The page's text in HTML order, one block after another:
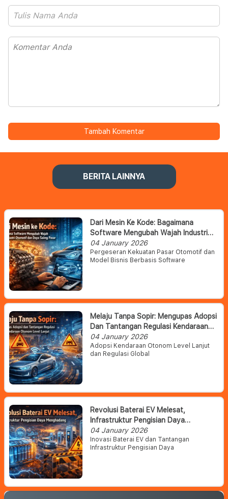
Tambah Komentar
BERITA LAINNYA
Dari Mesin Ke Kode: Bagaimana
Software Mengubah Wajah Industri
Otomotif Dan Daya Saing Pasar
04 January 2026
Pergeseran Kekuatan Pasar Otomotif dan
Model Bisnis Berbasis Software
Melaju Tanpa Sopir: Mengupas Adopsi
Dan Tantangan Regulasi Kendaraan
Otonom Level Lanjut
04 January 2026
Adopsi Kendaraan Otonom Level Lanjut
dan Regulasi Global
Revolusi Baterai EV Melesat,
Infrastruktur Pengisian Daya
Menghadang
04 January 2026
Inovasi Baterai EV dan Tantangan
Infrastruktur Pengisian Daya